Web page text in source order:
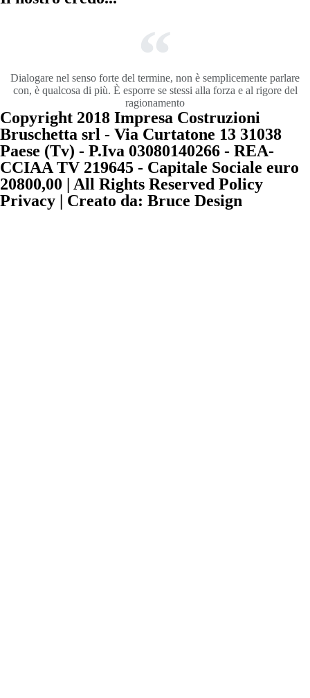
Dialogare nel senso forte del termine, non è semplicemente parlare
con, è qualcosa di più. È esporre se stessi alla forza e al rigore del
ragionamento
Copyright 2018 Impresa Costruzioni
Bruschetta srl - Via Curtatone 13 31038
Paese (Tv) - P.Iva 03080140266 - REA-
CCIAA TV 219645 - Capitale Sociale euro
20800,00 | All Rights Reserved Policy
Privacy | Creato da: Bruce Design